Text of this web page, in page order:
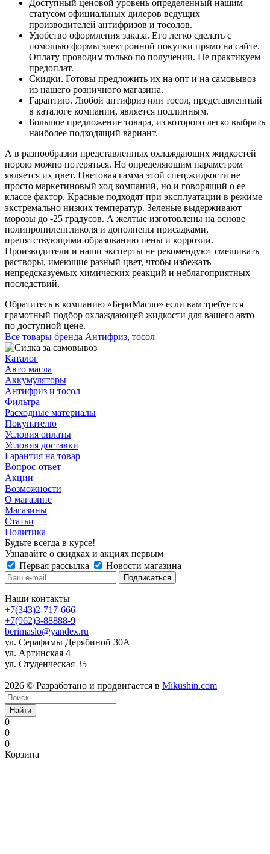
Доступный ценовой уровень определенный нашим
статусом официальных дилеров ведущих
производителей антифризов и тосолов.
Удобство оформления заказа. Его легко сделать с
помощью формы электронной покупки прямо на сайте.
Оплату проводим только по получении. Не практикуем
предоплат.
Скидки. Готовы предложить их на опт и на самовывоз
из нашего розничного магазина.
Гарантию. Любой антифриз или тосол, представленный
в каталоге компании, является подлинным.
Большое предложение товара, из которого легко выбрать
наиболее подходящий вариант.
А в разнообразии представленных охлаждающих жидкостей
порою можно потеряться. Но определяющим параметром
является их цвет. Цветовая гамма этой спец.жидкости не
просто маркетиновый ход компаний, но и говорящий о ее
классе фактор. Красные подходят при эксплуатации в режиме
экстремально низких температур. Зеленые выдерживают
морозы до -25 градусов. А желтые изготовлены на основе
полипропиленгликоля и дополнены присадками,
препятствующими образованию пены и коррозии.
Производители и наши эксперты не рекомендуют смешивать
растворы, имеющие разный цвет, чтобы избежать
непредсказуемых химических реакций и неблагоприятных
последствий.
Обратитесь в компанию «БериМасло» если вам требуется
грамотный подбор охлаждающей жидкости для вашего авто
по доступной цене.
Все товары бренда Антифриз, тосол
Каталог
Авто масла
Аккумуляторы
Антифриз и тосол
Фильтра
Расходные материалы
Покупателю
Условия оплаты
Условия доставки
Гарантия на товар
Вопрос-ответ
Акции
Возможности
О магазине
Магазины
Статьи
Политика
Будьте всегда в курсе!
Узнавайте о скидках и акциях первым
Первая рассылка
Новости магазина
Наши контакты
+7(343)2-717-666
+7(962)3-88888-9
berimaslo@yandex.ru
ул. Серафимы Дерябиной 30А
ул. Артинская 4
ул. Студенческая 35
2026 © Разработано и продвигается в Mikushin.com
Найти
0
0
0
Корзина